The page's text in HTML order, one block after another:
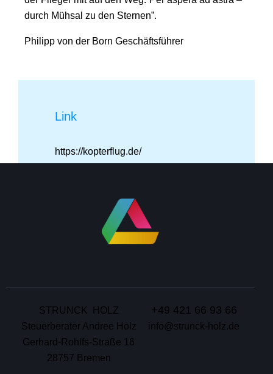
durch Mühsal zu den Sternen”.
Philipp von der Born Geschäftsführer
Link
https://kopterflug.de/
STRUNCK HOLZ
Steuerberater Andree Holz
Gerhard-Rohlfs-Straße 16
28757 Bremen
+49 421 66 93 66
info@strunck-holz.de